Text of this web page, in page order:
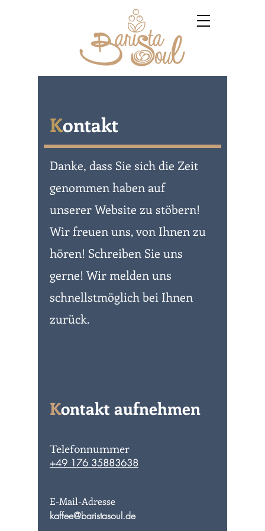
Kontakt
Danke, dass Sie sich die Zeit
genommen haben auf
unserer Website zu stöbern!
Wir freuen uns, von Ihnen zu
hören! Schreiben Sie uns
gerne! Wir melden uns
schnellstmöglich bei Ihnen
zurück.
Kontakt aufnehmen
Telefonnummer
+49 176 35883638
E-Mail-Adresse
kaffee@baristasoul.de